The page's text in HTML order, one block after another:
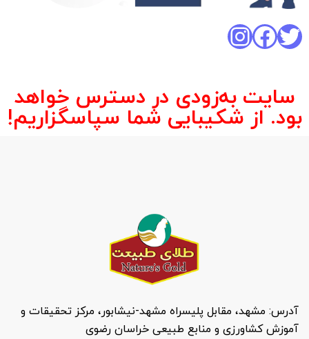
سایت به‌زودی در دسترس خواهد
بود. از شکیبایی شما سپاسگزاریم!
آدرس: مشهد، مقابل پلیسراه مشهد-نیشابور، مرکز تحقیقات و
آموزش کشاورزی و منابع طبیعی خراسان رضوی